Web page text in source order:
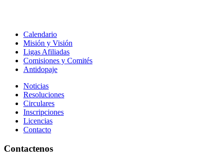
Calendario
Misión y Visión
Ligas Afiliadas
Comisiones y Comités
Antidopaje
Noticias
Resoluciones
Circulares
Inscripciones
Licencias
Contacto
Contactenos